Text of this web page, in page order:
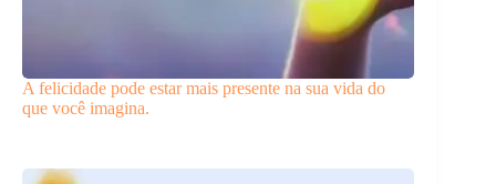
A felicidade pode estar mais presente na sua vida do
que você imagina.